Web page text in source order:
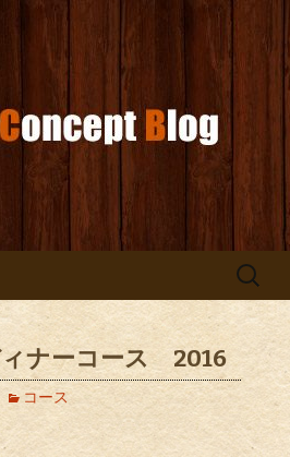
セプトブログ
らせ
検
ナーコース 2016
コース